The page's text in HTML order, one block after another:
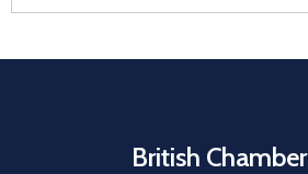
British